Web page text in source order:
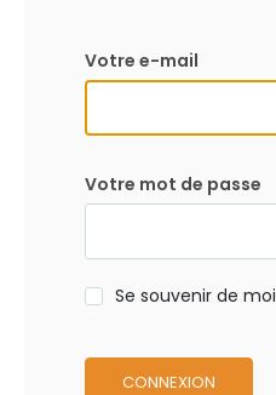
Votre e-mail
Votre mot de passe
Se souvenir de moi
CONNEXION